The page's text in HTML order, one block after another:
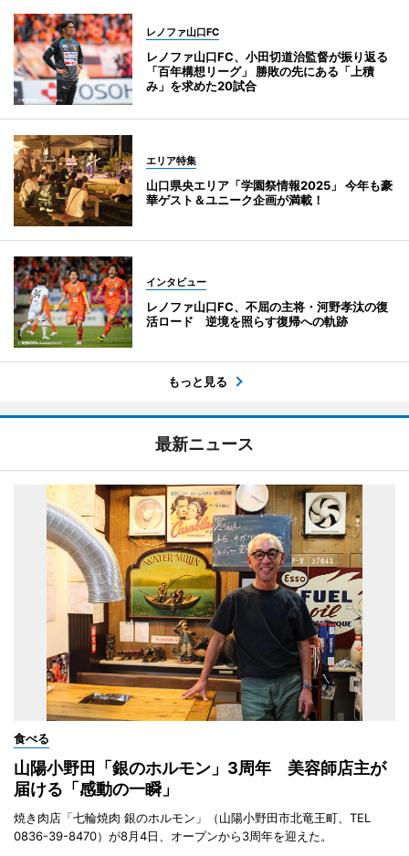
レノファ山口FC
レノファ山口FC、小田切道治監督が振り返る
「百年構想リーグ」 勝敗の先にある「上積
み」を求めた20試合
エリア特集
山口県央エリア「学園祭情報2025」 今年も豪
華ゲスト＆ユニーク企画が満載！
インタビュー
レノファ山口FC、不屈の主将・河野孝汰の復
活ロード 逆境を照らす復帰への軌跡
もっと見る
最新ニュース
食べる
山陽小野田「銀のホルモン」3周年 美容師店主が
届ける「感動の一瞬」
焼き肉店「七輪焼肉 銀のホルモン」（山陽小野田市北竜王町、TEL
0836-39-8470）が8月4日、オープンから3周年を迎えた。